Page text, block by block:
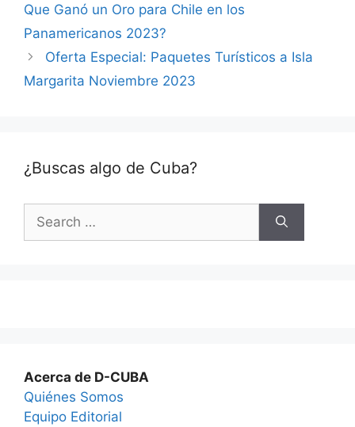
Que Ganó un Oro para Chile en los
Panamericanos 2023?
Oferta Especial: Paquetes Turísticos a Isla
Margarita Noviembre 2023
¿Buscas algo de Cuba?
for:
Acerca de D-CUBA
Quiénes Somos
Equipo Editorial